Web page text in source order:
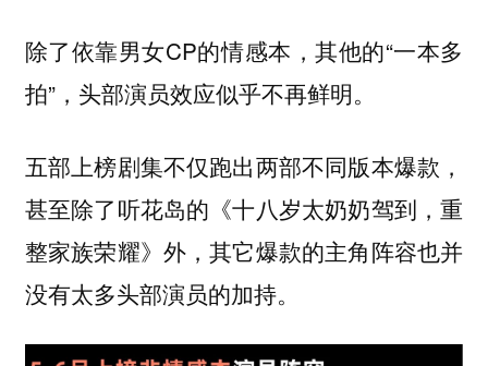
除了依靠男女CP的情感本，其他的“一本多
拍”，头部演员效应似乎不再鲜明。
五部上榜剧集不仅跑出两部不同版本爆款，
甚至除了听花岛的《十八岁太奶奶驾到，重
整家族荣耀》外，其它爆款的主角阵容也并
没有太多头部演员的加持。